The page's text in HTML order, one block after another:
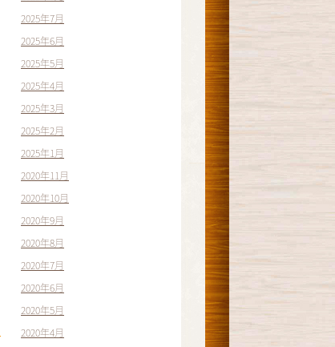
2025年7月
2025年6月
2025年5月
2025年4月
2025年3月
2025年2月
2025年1月
2020年11月
2020年10月
2020年9月
2020年8月
2020年7月
2020年6月
2020年5月
2020年4月